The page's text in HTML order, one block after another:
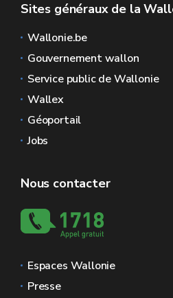
Sites généraux de la
Wallonie.be
Gouvernement wallon
Service public de Wallonie
Wallex
Géoportail
Jobs
Nous contacter
Espaces Wallonie
Presse